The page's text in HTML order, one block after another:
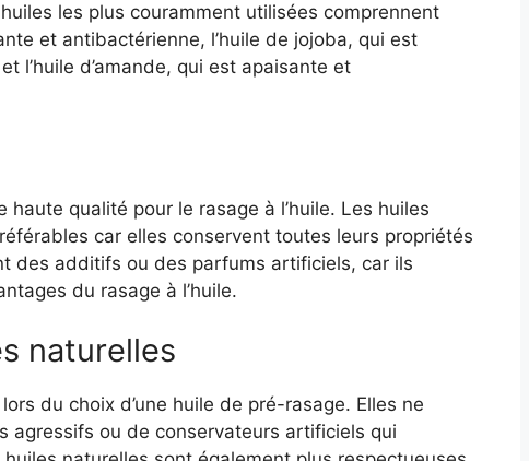
les plus couramment utilisées comprennent
et antibactérienne, l’huile de jojoba, qui est
l’huile d’amande, qui est apaisante et
qualité pour le rasage à l’huile. Les huiles
car elles conservent toutes leurs propriétés
des additifs ou des parfums artificiels, car ils
du rasage à l’huile.
naturelles
du choix d’une huile de pré-rasage. Elles ne
agressifs ou de conservateurs artificiels qui